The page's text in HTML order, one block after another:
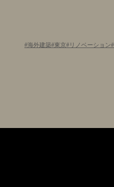
海外建築 東京 リノベーション